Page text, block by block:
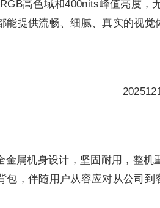
高色域和400nits峰值亮度，
能提供流畅、细腻、真实的视觉
金属机身设计，坚固耐用，整
包，伴随用户从容应对从公司